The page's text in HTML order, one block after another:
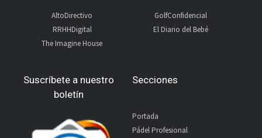
AltoDirectivo
RRHHDigital
The Imagine House
GolfConfidencial
El Diario del Bebé
Suscríbete a nuestro
boletín
Secciones
Portada
Pádel Profesional